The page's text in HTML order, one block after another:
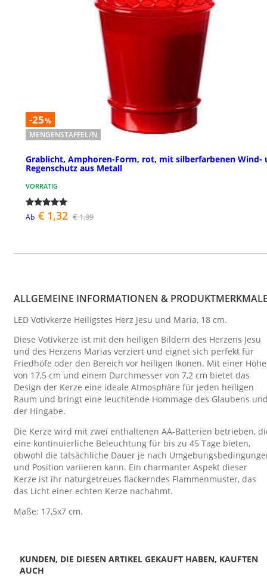
-25%
MENGENSTAFFEL/N
Grablicht, Amphoren-Form, rot, mit silberfarbenen Wind-
Regenschutz aus Metall
VORRÄTIG
Ab € 1,32 € 1,99
ALLGEMEINE INFORMATIONEN &
LED Votivkerze Heiligstes Herz Jesu und Maria, 18 cm.
Diese Votivkerze ist mit den heiligen Bildern des Herzens Jesu
und des Herzens Marias verziert und eignet sich perfekt für
Friedhöfe oder den Bereich vor heiligen Ikonen. Mit einer Höhe
von 17,5 cm und einem Durchmesser von 7,2 cm bietet das
Design der Kerze eine ideale Atmosphäre für jeden heiligen
Raum und bringt eine leuchtende Hommage des Glaubens
der Hingabe.
Die Kerze wird mit zwei enthaltenen AA-Batterien betrieben,
eine kontinuierliche Beleuchtung für bis zu 45 Tage bieten,
obwohl die tatsächliche Dauer je nach
und Position variieren kann. Ein charmanter Aspekt dieser
Kerze ist ihr naturgetreues flackerndes Flammenmuster, das
das Licht einer echten Kerze nachahmt.
Maße: 17,5x7 cm.
KUNDEN, DIE DIESEN ARTIKEL GEKAUFT HABEN, KAUFTEN
AUCH